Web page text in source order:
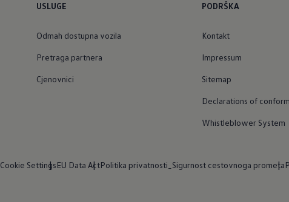
USLUGE
Odmah dostupna vozila
Pretraga partnera
Cjenovnici
PODRŠKA
Kontakt
Impressum
Sitemap
Declarations of
Whistleblower System
Cookie SettingsEU Data ActPolitika privatnosti_Sigurnost cestovnoga prometa